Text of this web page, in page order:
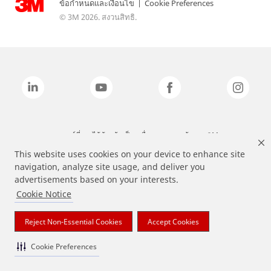
This website uses cookies on your device to enhance site
navigation, analyze site usage, and deliver you
advertisements based on your interests.
Cookie Notice
Reject Non-Essential Cookies Accept Cookies
Cookie Preferences
ข้อกำหนดและเงื่อนไข
Cookie Preferences
© 3M 2026. สงวนสิทธิ.
แบรนด์ที่ระบุไว้ข้างต้นเป็นเครื่องหมายการค้าของ 3M